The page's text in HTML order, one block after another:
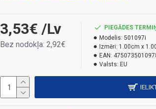
3,53€ /Lv
Bez nodokļa: 2,92€
PIEGĀDES
Modelis: 501097i
Izmēri: 1.00cm x
EAN:
Valsts: EU